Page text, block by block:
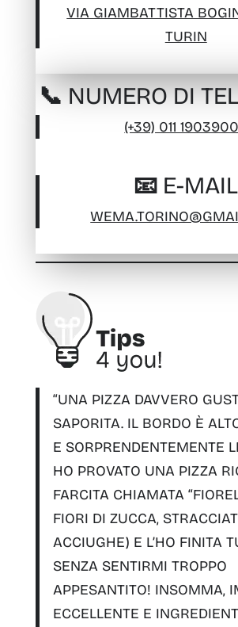
VIA GIAMBATTISTA
TURIN
📞 NUMERO DI
(+39) 011
📧 E-MAIL
“UNA PIZZA DAVVERO
SAPORITA. IL BORDO È
E SORPRENDENTEMENTE
HO PROVATO UNA PIZZA
FARCITA CHIAMATA “
FIORI DI ZUCCA,
ACCIUGHE) E L’HO FINITA
SENZA SENTIRMI TROPPO
APPESANTITO! INSOMMA,
ECCELLENTE E